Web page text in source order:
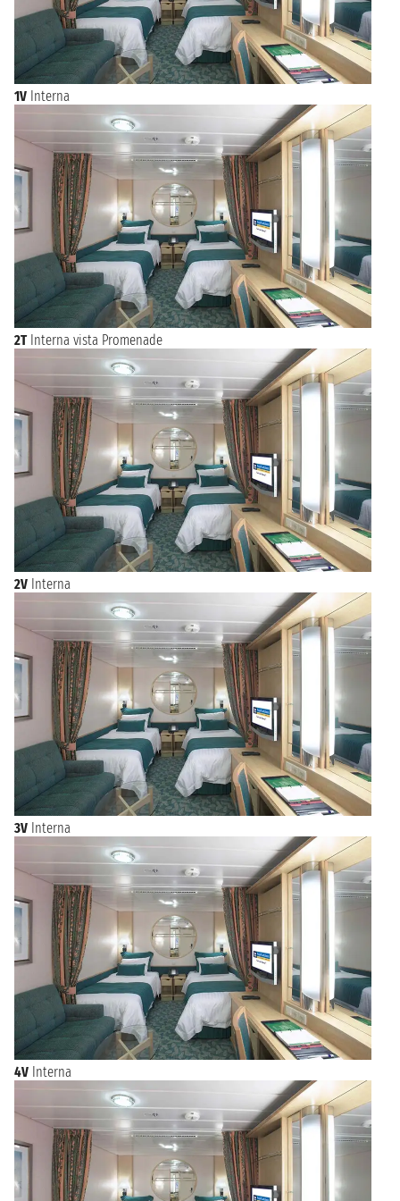
prima o dopo la tua crociera. Sfoglia le offerte e prenota la
vacanza che hai sempre sognato da Miami!
1V Interna
2T Interna vista Promenade
2V Interna
3V Interna
4V Interna